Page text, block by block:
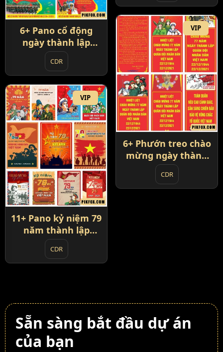
6+ Pano cổ động
ngày thành lập
QĐND Việt Nam
CDR
VIP
6+ Phướn treo chào
mừng ngày thành
lập QĐND Việt Nam
CDR
VIP
11+ Pano kỷ niệm 79
năm thành lập
QĐND Việt Nam
CDR
Sẵn sàng bắt đầu dự án
của bạn